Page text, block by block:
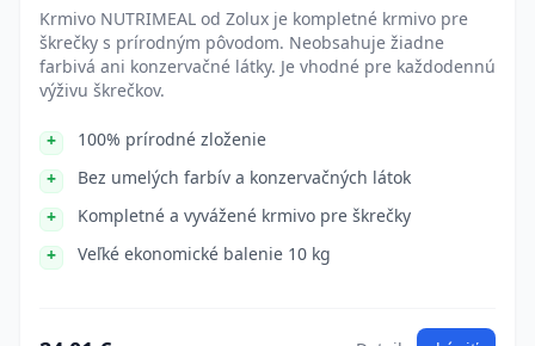
Krmivo NUTRIMEAL od Zolux je kompletné krmivo pre
škrečky s prírodným pôvodom. Neobsahuje žiadne
farbivá ani konzervačné látky. Je vhodné pre každodennú
výživu škrečkov.
100% prírodné zloženie
Bez umelých farbív a konzervačných látok
Kompletné a vyvážené krmivo pre škrečky
Veľké ekonomické balenie 10 kg